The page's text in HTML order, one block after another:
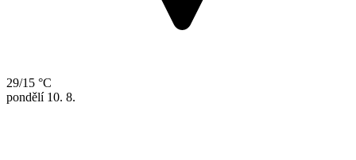
29/15 °C
pondělí 10. 8.